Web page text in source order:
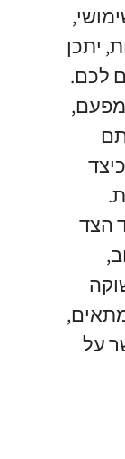
יתכן
לכם.
מפעם,
הצד
על